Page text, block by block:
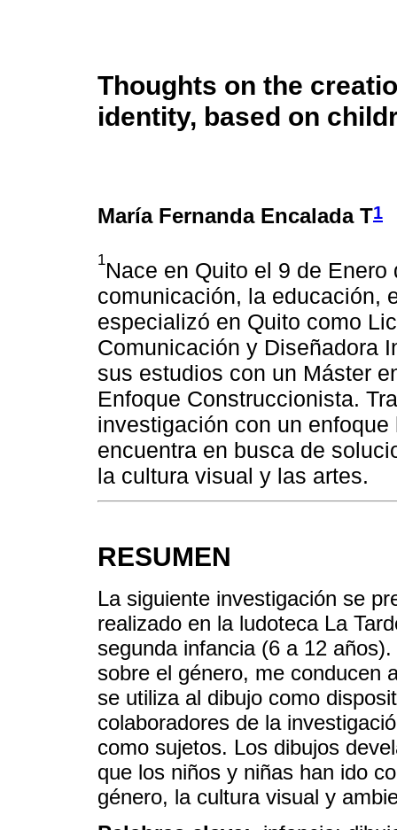
Thoughts on the
identity, based on
María Fernanda Encalada T1
1Nace en Quito el 9 de
comunicación, la educación,
especializó en Quito como
Comunicación y Diseñadora
sus estudios con un Máster
Enfoque Construccionista.
investigación con un
encuentra en busca de
la cultura visual y las artes.
RESUMEN
La siguiente investigación se
realizado en la ludoteca La
segunda infancia (6 a 12
sobre el género, me conducen
se utiliza al dibujo como
colaboradores de la
como sujetos. Los dibujos
que los niños y niñas han ido
género, la cultura visual y